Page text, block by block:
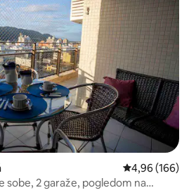
Prosječna
4,96 (166)
sobe, 2 garaže, pogledom na